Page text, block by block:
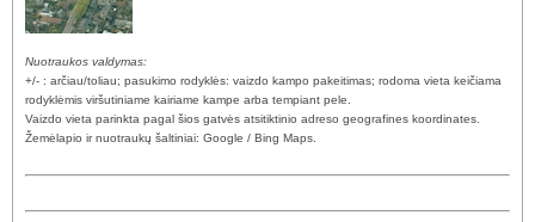
Nuotraukos valdymas:
+/- : arčiau/toliau; pasukimo rodyklės: vaizdo kampo pakeitimas; rodoma vieta keičiama
rodyklėmis viršutiniame kairiame kampe arba tempiant pele.
Vaizdo vieta parinkta pagal šios gatvės atsitiktinio adreso geografines koordinates.
Žemėlapio ir nuotraukų šaltiniai: Google / Bing Maps.